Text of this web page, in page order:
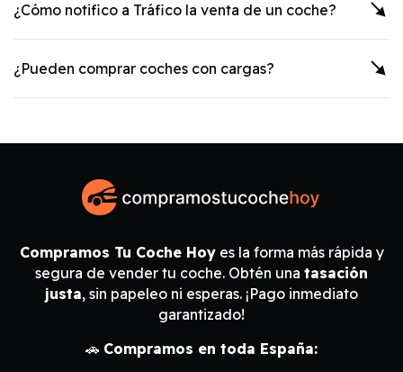
¿Cómo notifico a Tráfico la venta de un coche?
¿Pueden comprar coches con cargas?
Compramos Tu Coche Hoyes la forma más rápida y
segura de vender tu coche. Obtén una tasación
justa, sin papeleo ni esperas. ¡Pago inmediato
garantizado!
🚗 Compramos en toda España: